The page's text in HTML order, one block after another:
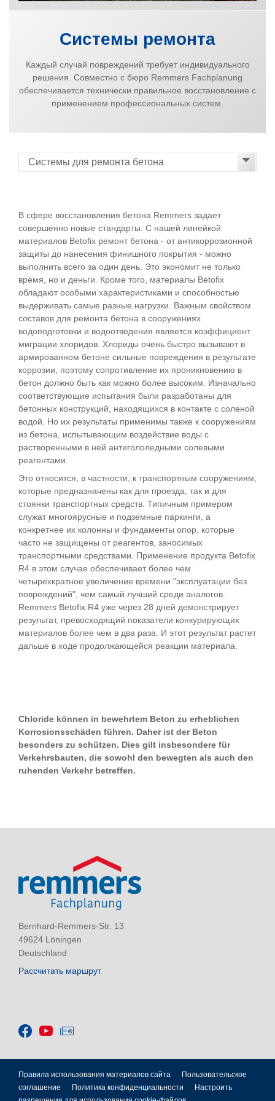
Системы ремонта
Каждый случай повреждений требует индивидуального
решения. Совместно с бюро Remmers Fachplanung
обеспечивается технически правильное восстановление с
применением профессиональных систем.
В сфере восстановления бетона Remmers задает
совершенно новые стандарты. С нашей линейкой
материалов Betofix ремонт бетона - от антикоррозионной
защиты до нанесения финишного покрытия - можно
выполнить всего за один день. Это экономит не только
время, но и деньги. Кроме того, материалы Betofix
обладают особыми характеристиками и способностью
выдерживать самые разные нагрузки. Важным свойством
составов для ремонта бетона в сооружениях
водоподготовки и водоотведения является коэффициент
миграции хлоридов. Хлориды очень быстро вызывают в
армированном бетоне сильные повреждения в результате
коррозии, поэтому сопротивление их проникновению в
бетон должно быть как можно более высоким. Изначально
соответствующие испытания были разработаны для
бетонных конструкций, находящихся в контакте с соленой
водой. Но их результаты применимы также к сооружениям
из бетона, испытывающим воздействие воды с
растворенными в ней антигололедными солевыми
реагентами.
Это относится, в частности, к транспортным сооружениям,
которые предназначены как для проезда, так и для
стоянки транспортных средств. Типичным примером
служат многоярусные и подземные паркинги, а
конкретнее их колонны и фундаменты опор, которые
часто не защищены от реагентов, заносимых
транспортными средствами. Применение продукта Betofix
R4 в этом случае обеспечивает более чем
четырехкратное увеличение времени "эксплуатации без
повреждений", чем самый лучший среди аналогов.
Remmers Betofix R4 уже через 28 дней демонстрирует
результат, превосходящий показатели конкурирующих
материалов более чем в два раза. И этот результат растет
дальше в ходе продолжающейся реакции материала.
Chloride können in bewehrtem Beton zu erheblichen
Korrosionsschäden führen. Daher ist der Beton
besonders zu schützen. Dies gilt insbesondere für
Verkehrsbauten, die sowohl den bewegten als auch den
ruhenden Verkehr betreffen.
Bernhard-Remmers-Str. 13
49624 Löningen
Deutschland
Рассчитать маршрут
Правила использования материалов сайта
Пользовательское
соглашение
Политика конфиденциальности
Настроить